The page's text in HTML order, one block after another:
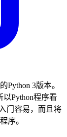
Python 3版本。
以Python程序看
门容易，而且将
序。